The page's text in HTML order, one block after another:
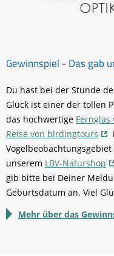
Gewinnspiel - Das gab
Du hast bei der Stunde
Glück ist einer der tollen
das hochwertige Fernglas
Reise von birdingtours
unserem LBV-Naturshop
gib bitte bei Deiner
Geburtsdatum an. Viel
Mehr über das